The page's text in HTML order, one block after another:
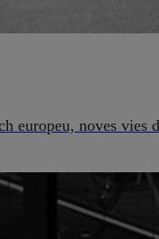
europeu, noves